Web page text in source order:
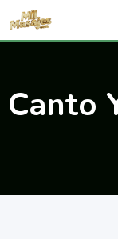
Saltar
Canto